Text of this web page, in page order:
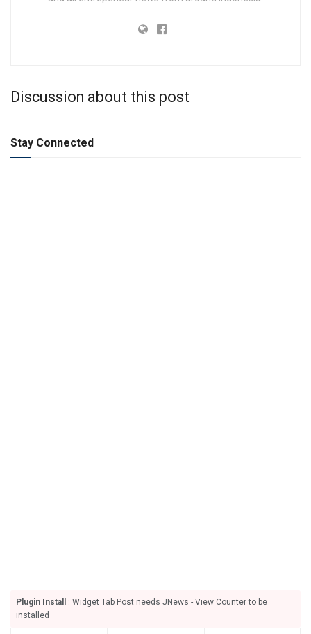
Discussion about this post
Stay Connected
Plugin Install
: Widget Tab Post needs JNews - View Counter to be
installed